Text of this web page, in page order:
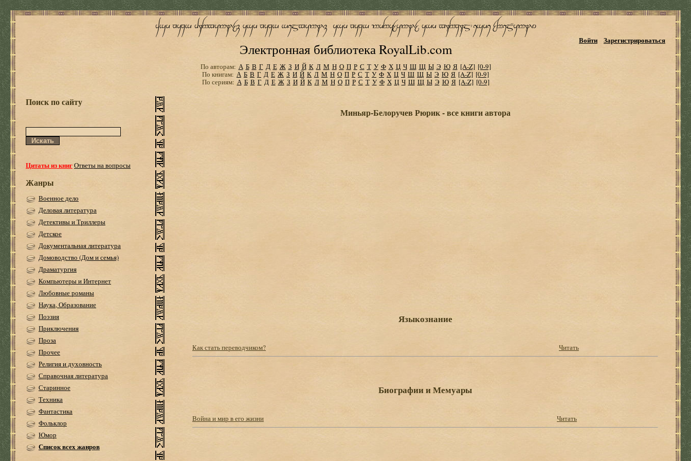
Электронная библиотека RoyalLib.com
Войти Зарегистрироваться
По авторам: А Б В Г Д Е Ж З И Й К Л М Н О П Р С Т У Ф Х Ц Ч Ш Щ Ы Э Ю Я [A-Z] [0-9]
По книгам: А Б В Г Д Е Ж З И Й К Л М Н О П Р С Т У Ф Х Ц Ч Ш Щ Ы Э Ю Я [A-Z] [0-9]
По сериям: А Б В Г Д Е Ж З И Й К Л М Н О П Р С Т У Ф Х Ц Ч Ш Щ Ы Э Ю Я [A-Z] [0-9]
Поиск по сайту
Цитаты из книгОтветы на вопросы
Жанры
Военное дело
Деловая литература
Детективы и Триллеры
Детское
Документальная литература
Домоводство (Дом и семья)
Драматургия
Компьютеры и Интернет
Любовные романы
Наука, Образование
Поэзия
Приключения
Проза
Прочее
Религия и духовность
Справочная литература
Старинное
Техника
Фантастика
Фольклор
Юмор
Список всех жанров
Миньяр-Белоручев Рюрик - все книги автора
Языкознание
Как стать переводчиком? Читать
Биографии и Мемуары
Война и мир в его жизни Читать